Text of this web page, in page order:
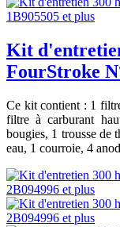
Kit
FourStroke
Ce kit contient : 1
filtre à carburant
bougies, 1 trousse de
eau, 1 courroie, 4